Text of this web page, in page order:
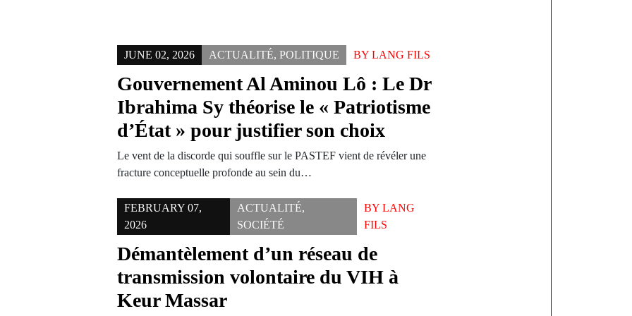
JUNE 02, 2026 ACTUALITÉ,POLITIQUE BYLANG FILS
Gouvernement Al Aminou Lô : Le Dr
Ibrahima Sy théorise le « Patriotisme
d’État » pour justifier son choix
Le vent de la discorde qui souffle sur le PASTEF vient de révéler une
fracture conceptuelle profonde au sein du…
FEBRUARY 07,
2026
ACTUALITÉ,
SOCIÉTÉ
BYLANG
FILS
Démantèlement d’un réseau de
transmission volontaire du VIH à
Keur Massar